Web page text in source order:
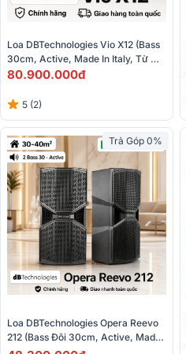
Loa DBTechnologies Vio X12 (Bass
30cm, Active, Made In Italy, Từ
Neo)
80.900.000đ
5 (2)
Trả Góp 0%
Loa DBTechnologies Opera Reevo
212 (Bass Đôi 30cm, Active, Made
In Italy, Từ Neo)